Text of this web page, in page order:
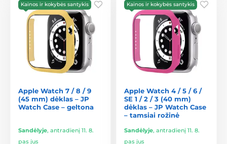
Kainos ir kokybės santykis
Apple Watch 7 / 8 / 9
(45 mm) dėklas – JP
Watch Case – geltona
Sandėlyje, antradienį 11. 8.
pas jus
Kainos ir kokybės santykis
Apple Watch 4 / 5 / 6 /
SE 1 / 2 / 3 (40 mm)
dėklas – JP Watch Case
– tamsiai rožinė
Sandėlyje, antradienį 11. 8.
pas jus